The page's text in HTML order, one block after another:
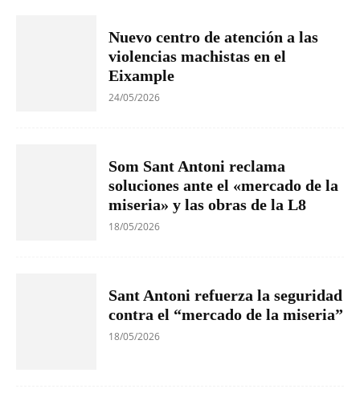
Nuevo centro de atención a las
violencias machistas en el
Eixample
24/05/2026
Som Sant Antoni reclama
soluciones ante el «mercado de la
miseria» y las obras de la L8
18/05/2026
Sant Antoni refuerza la seguridad
contra el “mercado de la miseria”
18/05/2026